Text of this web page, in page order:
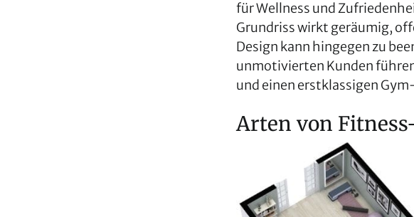
für Wellness und
Grundriss wirkt geräumig,
Design kann hingegen zu
unmotivierten Kunden
und einen erstklassigen
Arten von